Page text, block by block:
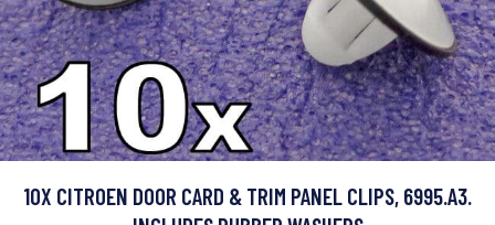
10X CITROEN DOOR CARD & TRIM PANEL CLIPS, 6995.A3.